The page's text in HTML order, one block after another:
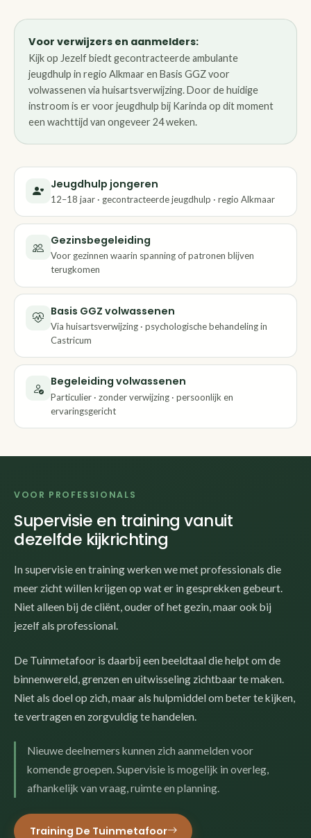
Voor verwijzers en aanmelders:
Kijk op Jezelf biedt gecontracteerde ambulante
jeugdhulp in regio Alkmaar en Basis GGZ voor
volwassenen via huisartsverwijzing. Door de huidige
instroom is er voor jeugdhulp bij Karinda op dit moment
een wachttijd van ongeveer 24 weken.
Jeugdhulp jongeren
12–18 jaar · gecontracteerde jeugdhulp · regio Alkmaar
Gezinsbegeleiding
Voor gezinnen waarin spanning of patronen blijven
terugkomen
Basis GGZ volwassenen
Via huisartsverwijzing · psychologische behandeling in
Castricum
Begeleiding volwassenen
Particulier · zonder verwijzing · persoonlijk en
ervaringsgericht
VOOR PROFESSIONALS
Supervisie en training vanuit
dezelfde kijkrichting
In supervisie en training werken we met professionals die
meer zicht willen krijgen op wat er in gesprekken gebeurt.
Niet alleen bij de cliënt, ouder of het gezin, maar ook bij
jezelf als professional.
De Tuinmetafoor is daarbij een beeldtaal die helpt om de
binnenwereld, grenzen en uitwisseling zichtbaar te maken.
Niet als doel op zich, maar als hulpmiddel om beter te kijken,
te vertragen en zorgvuldig te handelen.
Nieuwe deelnemers kunnen zich aanmelden voor
komende groepen. Supervisie is mogelijk in overleg,
afhankelijk van vraag, ruimte en planning.
Training De Tuinmetafoor